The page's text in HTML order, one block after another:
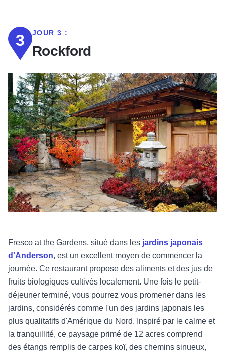
3 JOUR 3 :
Rockford
Fresco at the Gardens, situé dans les jardins japonais
d'Anderson, est un excellent moyen de commencer la
journée. Ce restaurant propose des aliments et des jus de
fruits biologiques cultivés localement. Une fois le petit-
déjeuner terminé, vous pourrez vous promener dans les
jardins, considérés comme l'un des jardins japonais les
plus qualitatifs d'Amérique du Nord. Inspiré par le calme et
la tranquillité, ce paysage primé de 12 acres comprend
des étangs remplis de carpes koï, des chemins sinueux,